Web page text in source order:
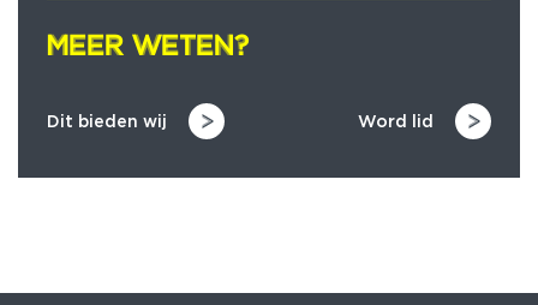
MEER WETEN?
MEER WETEN?
Dit bieden wij Word lid